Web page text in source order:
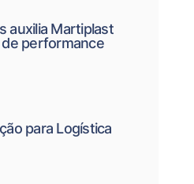
auxilia Martiplast
performance
para Logística